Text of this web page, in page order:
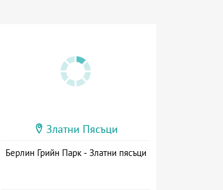
Златни Пясъци
Берлин Грийн Парк - Златни пясъци